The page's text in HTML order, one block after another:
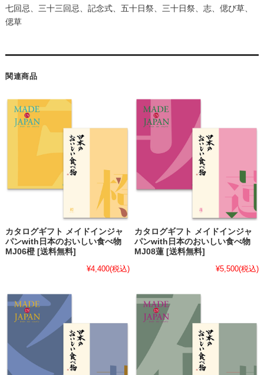
七回忌、三十三回忌、記念式、五十日祭、三十日祭、志、偲び草、
偲草
関連商品
カタログギフト メイドインジャ
パンwith日本のおいしい食べ物
MJ06橙 [送料無料]
¥4,400(税込)
カタログギフト メイドインジャ
パンwith日本のおいしい食べ物
MJ08蓮 [送料無料]
¥5,500(税込)